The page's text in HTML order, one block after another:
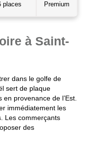
places Premium
à Saint-
dans le golfe de
sert de plaque
provenance de l’Est.
immédiatement les
Les commerçants
des